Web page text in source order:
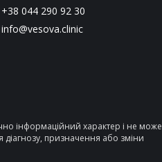
+38 044 290 92 30
info@vesova.clinic
інформаційний характер і не може
діагнозу, призначення або зміни